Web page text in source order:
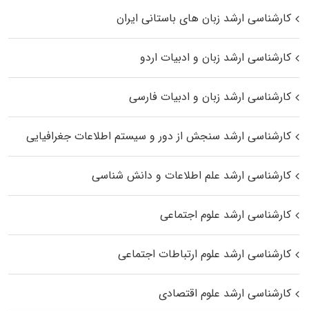
کارشناسی ارشد زبان‌ های باستانی ایران
کارشناسی ارشد زبان و ادبیات اردو
کارشناسی ارشد زبان و ادبیات فارسی
کارشناسی ارشد سنجش از دور و سیستم اطلاعات جغرافیایی
کارشناسی ارشد علم اطلاعات و دانش شناسی
کارشناسی ارشد علوم اجتماعی
کارشناسی ارشد علوم ارتباطات اجتماعی
کارشناسی ارشد علوم اقتصادی